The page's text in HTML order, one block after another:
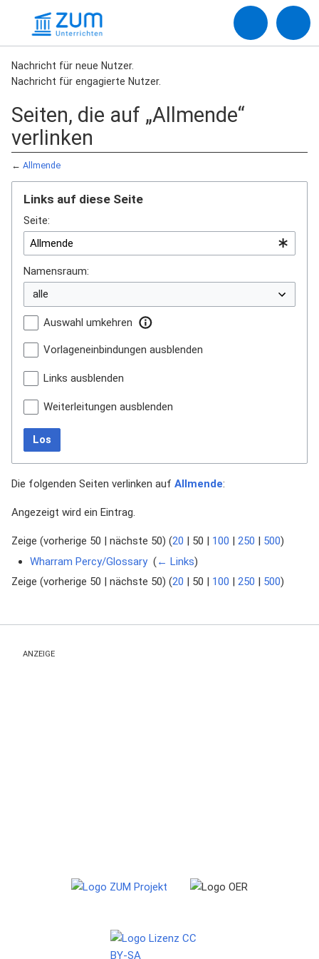
Nachricht für neue Nutzer.
Nachricht für engagierte Nutzer.
Seiten, die auf „Allmende“
verlinken
← Allmende
Links auf diese Seite
Seite:
Namensraum:
Auswahl umkehren
Vorlageneinbindungen ausblenden
Links ausblenden
Weiterleitungen ausblenden
Los
Die folgenden Seiten verlinken auf Allmende:
Angezeigt wird ein Eintrag.
Zeige (vorherige 50 nächste 50) (20 50 100 250 500)
Wharram Percy/Glossary‎ (← Links)
Zeige (vorherige 50 | nächste 50) (20 | 50 | 100 | 250 | 500)
ANZEIGE